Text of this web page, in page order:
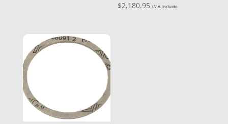
$2,180.95 I.V.A. Incluido